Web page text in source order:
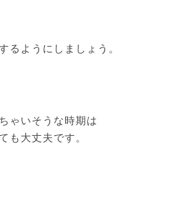
るようにしましょう。
ゃいそうな時期は
も大丈夫です。